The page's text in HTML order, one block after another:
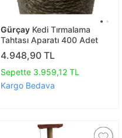
Gürçay Kedi Tırmalama
Tahtası Aparatı 400 Adet
4.948,90 TL
Sepette 3.959,12 TL
Kargo Bedava